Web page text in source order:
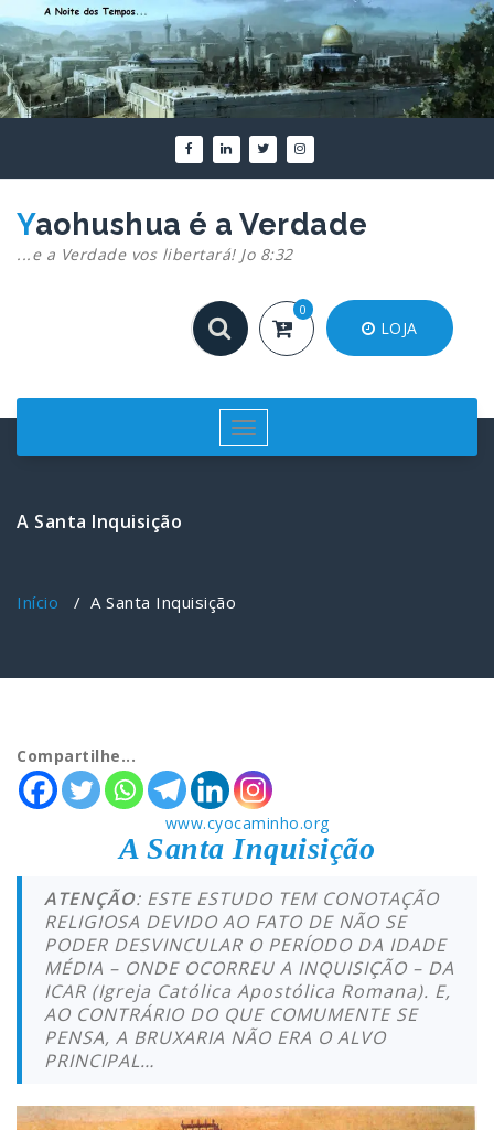
para
o
conteúdo
Yaohushua é a Verdade
...e a Verdade vos libertará! Jo 8:32
0
LOJA
Alternar
navegação
A Santa Inquisição
Início / A Santa Inquisição
Compartilhe...
www.cyocaminho.org
A Santa Inquisição
ATENÇÃO: ESTE ESTUDO TEM CONOTAÇÃO
RELIGIOSA DEVIDO AO FATO DE NÃO SE
PODER DESVINCULAR O PERÍODO DA IDADE
MÉDIA – ONDE OCORREU A INQUISIÇÃO – DA
ICAR (Igreja Católica Apostólica Romana). E,
AO CONTRÁRIO DO QUE COMUMENTE SE
PENSA, A BRUXARIA NÃO ERA O ALVO
PRINCIPAL…